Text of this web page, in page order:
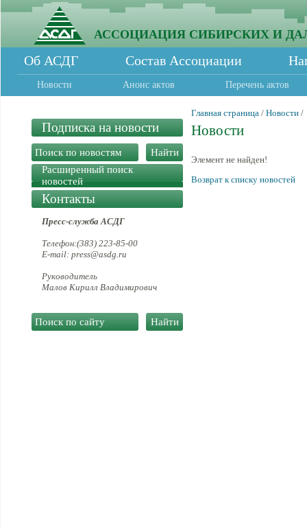
АССОЦИАЦИЯ СИБИРСКИХ И
Об АСДГ Состав Ассоциации
Новости Анонс актов Перечень актов
Подписка на новости
Расширенный поиск
новостей
Контакты
Пресс-служба АСДГ
Телефон:(383) 223-85-00
E-mail: press@asdg.ru
Руководитель
Малов Кирилл Владимирович
Главная страница / Новости /
Новости
Элемент не найден!
Возврат к списку новостей